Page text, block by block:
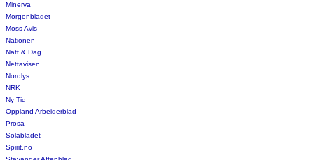
Minerva
Morgenbladet
Moss Avis
Nationen
Natt & Dag
Nettavisen
Nordlys
NRK
Ny Tid
Oppland Arbeiderblad
Prosa
Solabladet
Spirit.no